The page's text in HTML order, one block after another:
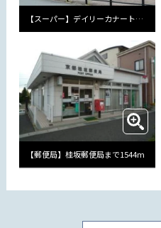
【スーパー】デイリーカナートイズミヤまで1580m
【郵便局】桂坂郵便局まで1544m